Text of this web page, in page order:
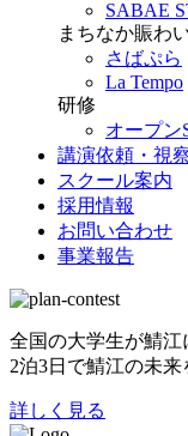
SABAE
まちなか賑わ
さばぷら
La Tempo
研修
オープン
講演依頼・視
スクール案内
採用情報
お問い合わせ
事業報告
全国の大学生が鯖江
2泊3日で鯖江の未来
詳しく見る